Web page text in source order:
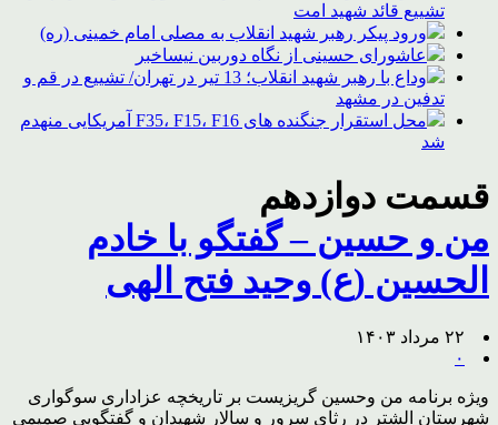
تشییع قائد شهید امت
ورود پیکر رهبر شهید انقلاب به مصلی امام خمینی (ره)
عاشورای حسینی از نگاه دوربین نیساخبر
وداع با رهبر شهید انقلاب؛ 13 تیر در تهران/ تشییع در قم و
تدفین در مشهد
محل استقرار جنگنده های F35، F15، F16 آمریکایی منهدم
شد
قسمت دوازدهم
من و حسین – گفتگو با خادم
الحسین (ع) وحید فتح الهی
۲۲ مرداد ۱۴۰۳
۰
ویژه برنامه من وحسین گریزیست بر تاریخچه عزاداری سوگواری
شهرستان الشتر در رثای سرور و سالار شهیدان و گفتگویی صمیمی